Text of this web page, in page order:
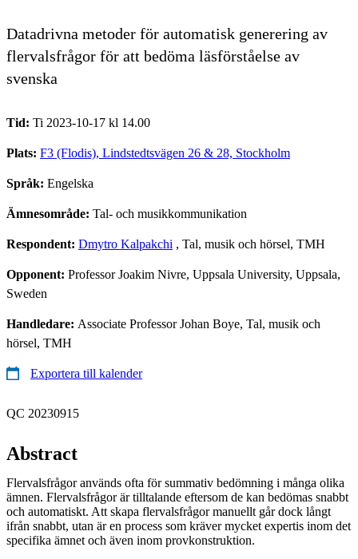
Datadrivna metoder för automatisk generering av
flervalsfrågor för att bedöma läsförståelse av
svenska
Tid: Ti 2023-10-17 kl 14.00
Plats: F3 (Flodis), Lindstedtsvägen 26 & 28, Stockholm
Språk: Engelska
Ämnesområde: Tal- och musikkommunikation
Respondent: Dmytro Kalpakchi , Tal, musik och hörsel, TMH
Opponent: Professor Joakim Nivre, Uppsala University, Uppsala,
Sweden
Handledare: Associate Professor Johan Boye, Tal, musik och
hörsel, TMH
Exportera till kalender
QC 20230915
Abstract
Flervalsfrågor används ofta för summativ bedömning i många olika
ämnen. Flervalsfrågor är tilltalande eftersom de kan bedömas snabbt
och automatiskt. Att skapa flervalsfrågor manuellt går dock långt
ifrån snabbt, utan är en process som kräver mycket expertis inom det
specifika ämnet och även inom provkonstruktion.